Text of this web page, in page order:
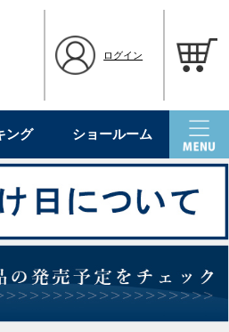
ログイン
ング ショールーム